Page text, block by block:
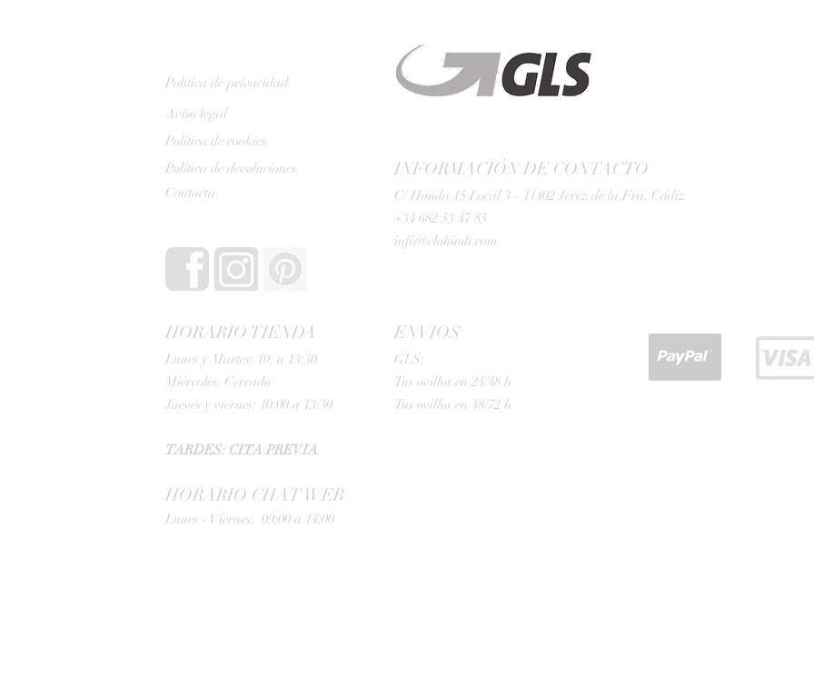
Politica de privacidad
Aviso legal
Política de cookies
Política de devoluciones
Contacta
INFORMACIÓN DE CONTACTO
C/ Honda 15 Local 3 - 11402 Jerez de la Fra. Cádiz
+34 682 53 47 85
info@clohimh.com
HORARIO TIENDA
Lunes y Martes: 10: a 13:30
Miércoles: Cerrado
Jueves y viernes: 10:00 a 13:30
TARDES: CITA PREVIA
HORARIO CHAT WEB
Lunes - Viernes: 09:00 a 14:00
ENVIOS
GLS:
Tus ovillos en 24/48 h
Tus ovillos en 48/72 h